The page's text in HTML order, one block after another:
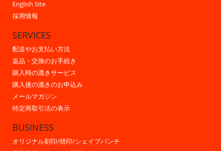
English Site
採用情報
SERVICES
配送やお支払い方法
返品・交換のお手続き
購入時の漉きサービス
購入後の漉きのお申込み
メールマガジン
特定商取引法の表示
BUSINESS
オリジナル刻印/焼印/シェイプパンチ